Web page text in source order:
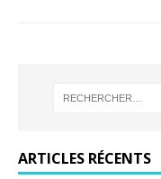
ARTICLES RÉCENTS